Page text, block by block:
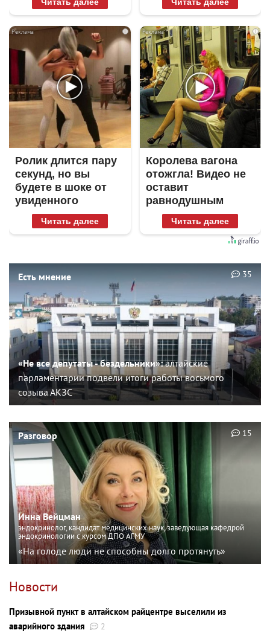
i
Ролик длится пару
секунд, но вы
будете в шоке от
увиденного
Читать далее
i
Королева вагона
отожгла! Видео не
оставит
равнодушным
Читать далее
Есть мнение
«Не все депутаты - бездельники»:алтайские
парламентарии подвели итоги работы восьмого
созыва АКЗС
35
Разговор
Инна Вейцман
эндокринолог, кандидат медицинских наук, заведующая кафедрой
эндокринологии с курсом ДПО АГМУ
«На голоде люди не способны долго протянуть»
15
Новости
Призывной пункт в алтайском райцентре выселили из
аварийного здания
2